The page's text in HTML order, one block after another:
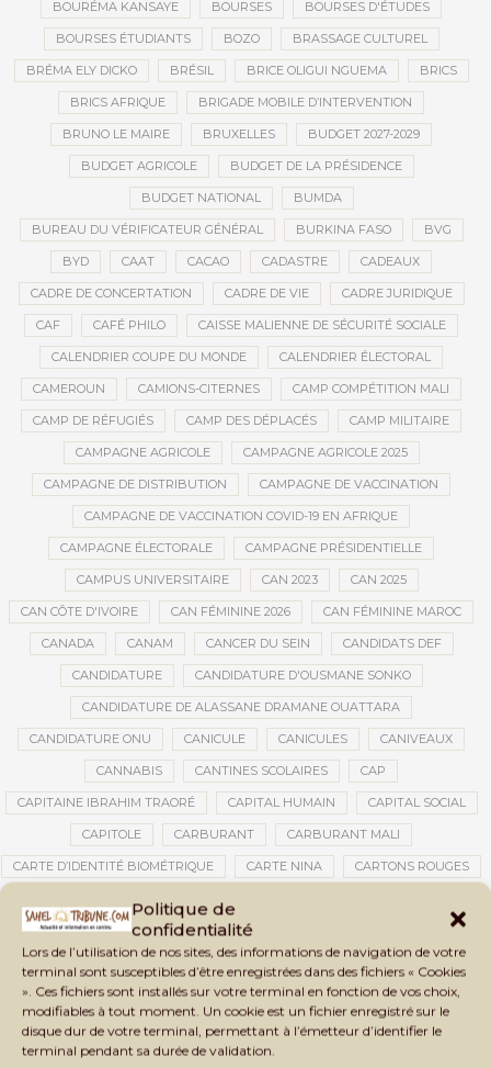
Politique de
confidentialité
Lors de l’utilisation de nos sites, des informations de navigation de votre
terminal sont susceptibles d’être enregistrées dans des fichiers « Cookies
». Ces fichiers sont installés sur votre terminal en fonction de vos choix,
modifiables à tout moment. Un cookie est un fichier enregistré sur le
disque dur de votre terminal, permettant à l’émetteur d’identifier le
terminal pendant sa durée de validation.
BOURÉMA KANSAYE BOURSES BOURSES D'ÉTUDES
BOURSES ÉTUDIANTS BOZO BRASSAGE CULTUREL
BRÉMA ELY DICKO BRÉSIL BRICE OLIGUI NGUEMA BRICS
BRICS AFRIQUE BRIGADE MOBILE D’INTERVENTION
BRUNO LE MAIRE BRUXELLES BUDGET 2027-2029
BUDGET AGRICOLE BUDGET DE LA PRÉSIDENCE
BUDGET NATIONAL BUMDA
BUREAU DU VÉRIFICATEUR GÉNÉRAL BURKINA FASO BVG
BYD CAAT CACAO CADASTRE CADEAUX
CADRE DE CONCERTATION CADRE DE VIE CADRE JURIDIQUE
CAF CAFÉ PHILO CAISSE MALIENNE DE SÉCURITÉ SOCIALE
CALENDRIER COUPE DU MONDE CALENDRIER ÉLECTORAL
CAMEROUN CAMIONS-CITERNES CAMP COMPÉTITION MALI
CAMP DE RÉFUGIÉS CAMP DES DÉPLACÉS CAMP MILITAIRE
CAMPAGNE AGRICOLE CAMPAGNE AGRICOLE 2025
CAMPAGNE DE DISTRIBUTION CAMPAGNE DE VACCINATION
CAMPAGNE DE VACCINATION COVID-19 EN AFRIQUE
CAMPAGNE ÉLECTORALE CAMPAGNE PRÉSIDENTIELLE
CAMPUS UNIVERSITAIRE CAN 2023 CAN 2025
CAN CÔTE D'IVOIRE CAN FÉMININE 2026 CAN FÉMININE MAROC
CANADA CANAM CANCER DU SEIN CANDIDATS DEF
CANDIDATURE CANDIDATURE D'OUSMANE SONKO
CANDIDATURE DE ALASSANE DRAMANE OUATTARA
CANDIDATURE ONU CANICULE CANICULES CANIVEAUX
CANNABIS CANTINES SCOLAIRES CAP
CAPITAINE IBRAHIM TRAORÉ CAPITAL HUMAIN CAPITAL SOCIAL
CAPITOLE CARBURANT CARBURANT MALI
CARTE D’IDENTITÉ BIOMÉTRIQUE CARTE NINA CARTONS ROUGES
CATASTROPHES CLIMATIQUES
CAUTION 10 000 DOLLARS CAUTION DE VISA CDAT CECOGEC
CÉDÉAO CEDEAO CEI CÉLÉBRATION NATIONALE CEMAC
CEMAPI CEN-SNESUP CENOU CENSURE
CENTRAFRIQUE CENTRALE SOLAIRE